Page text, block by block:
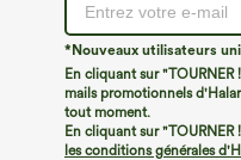
*Nouveaux utilisateurs
En cliquant sur
mails promotionnels
tout moment.
En cliquant sur
les conditions générales